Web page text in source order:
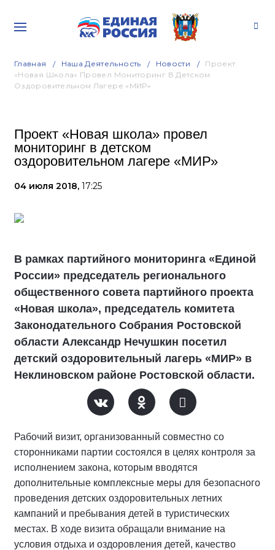
Главная Наша Деятельность Новости
Проект
«Новая Школа» Провел Мониторинг В Детском
Оздоровительном Лагере «МИР»
Проект «Новая школа» провел
мониторинг в детском
оздоровительном лагере «МИР»
04 июля 2018, 17:25
В рамках партийного мониторинга «Единой
России» председатель регионального
общественного совета партийного проекта
«Новая школа», председатель комитета
Законодательного Собрания Ростовской
области Александр Нечушкин посетил
детский оздоровительный лагерь «МИР» в
Неклиновском районе Ростовской области.
Рабочий визит, организованный совместно со
сторонниками партии состоялся в целях контроля за
исполнением закона, которым вводятся
дополнительные комплексные меры для безопасного
проведения детских оздоровительных летних
кампаний и пребывания детей в туристических
местах. В ходе визита обращали внимание на
условия отдыха и оздоровления детей, качество